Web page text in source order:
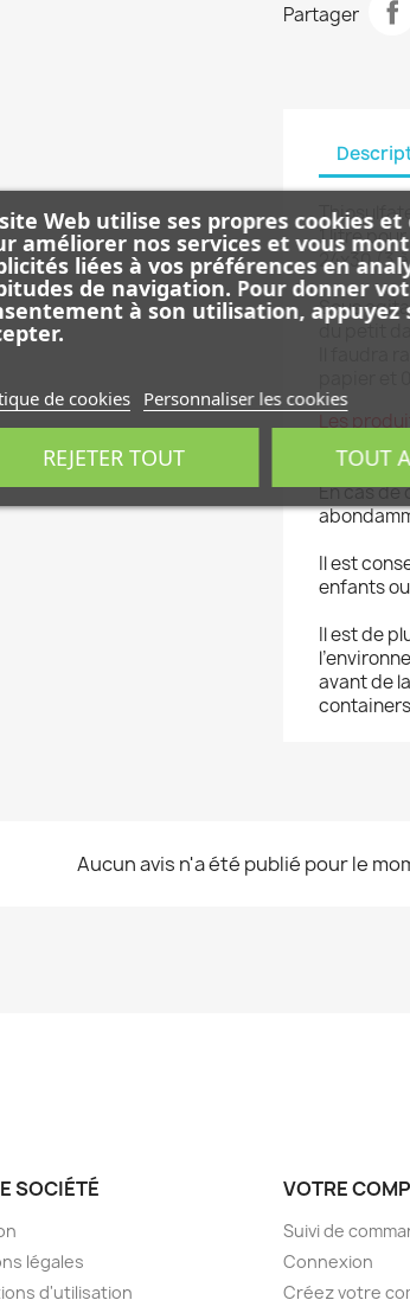
Web utilise ses propres cookies
améliorer nos services et vous
liées à vos préférences en
de navigation. Pour donner
à son utilisation, appuyez
de cookies Personnaliser les cookies
REJETER TOUT TOUT
Partager
1 litre
24x30 (3
Sous
du petit
Il faudra
papier et
Les
En cas de
Il est
enfants
Il est de
avant de
Aucun avis n'a été publié pour le
SOCIÉTÉ
légales
d'utilisation
VOTRE
Suivi de
Connexion
Créez votre